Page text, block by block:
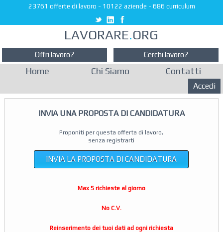
23761 offerte di lavoro - 10122 aziende - 686 curriculum
LAVORARE.ORG
Offri lavoro? Cerchi lavoro?
Home Chi Siamo Contatti
Accedi
INVIA UNA PROPOSTA DI CANDIDATURA
Proponiti per questa offerta di lavoro,
senza registrarti
INVIA LA PROPOSTA DI CANDIDATURA
Max 5 richieste al giorno
No C.V.
Reinserimento dei tuoi dati ad ogni richiesta